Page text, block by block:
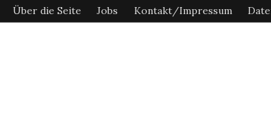
Über die Seite Jobs Kontakt/Impressum